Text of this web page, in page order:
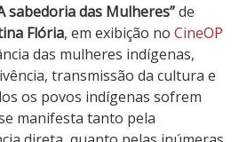
sabedoria das Mulheres”de
Flória, em exibição no CineOP
das mulheres indígenas,
transmissão da cultura e
os povos indígenas sofrem
manifesta tanto pela